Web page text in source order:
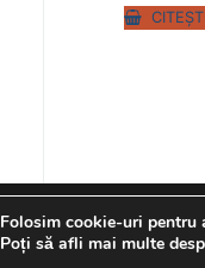
Folosim cookie-uri pentru
Poți să afli mai multe